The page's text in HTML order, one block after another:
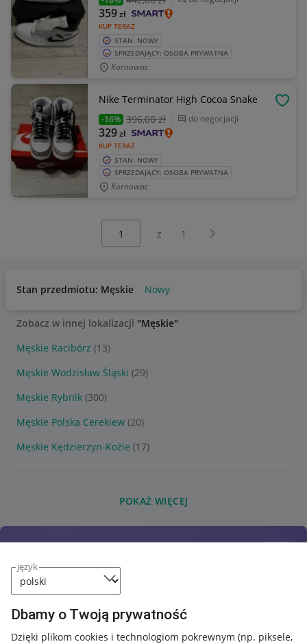
język
Dbamy o Twoją prywatność
Dzięki plikom cookies i technologiom pokrewnym (np. piksele,
KUP TERAZ
359zł
STAN: NOWY
SPRZEDAJĄCY: OSOBA PRYWATNA
Kornowac
Nike Terminator High Cocoa Snake
-16% 396,00 zł do negocjacji
KUP TERAZ
329zł
STAN: NOWY
SPRZEDAJĄCY: OSOBA PRYWATNA
Kornowac
z 1 Następna strona
Stan przedmiotu: Męskie Nowy
Zobacz w innej lokalizacji "Męskie"
Męskie Racibórz (13)
Męskie Wodzisław Śląski (29)
Męskie Rybnik (300)
Męskie Polska Cerekiew (20)
Męskie Kędzierzyn-Koźle (17)
POKAŻ WIĘCEJ